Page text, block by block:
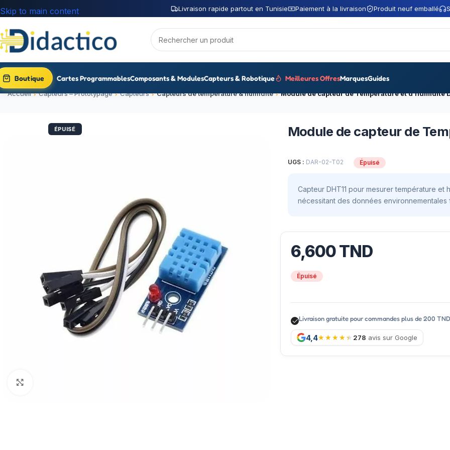
Livraison rapide partout en Tunisie Paiement à la livraison Produit neuf emballé
Skip to main content
Boutique Cartes ProgrammablesComposants & ModulesCapteurs & Robotique Meilleures OffresMarquesGuides
Accueil Capteurs – Prototypage Capteurs Capteurs de température & humidité
ÉPUISÉ Module de capteur de
UGS : DAR-02-T02 Épuisé
Capteur DHT11 pour mesurer température
nécessitant des données environnementales
6,600TND
Épuisé
Livraison gratuite pour commandes plus de 200 TND
4,4 278 avis sur Google